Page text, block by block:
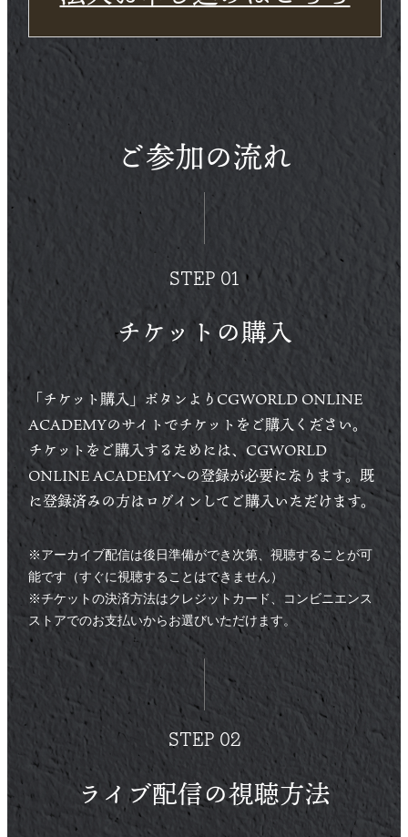
ご参加の流れ
STEP 01
チケットの購入
「チケット購入」ボタンよりCGWORLD ONLINE
ACADEMYのサイトでチケットをご購入ください。
チケットをご購入するためには、CGWORLD
ONLINE ACADEMYへの登録が必要になります。既
に登録済みの方はログインしてご購入いただけます。
※アーカイブ配信は後日準備ができ次第、視聴することが可
能です（すぐに視聴することはできません）
※チケットの決済方法はクレジットカード、コンビニエンス
ストアでのお支払いからお選びいただけます。
STEP 02
ライブ配信の視聴方法